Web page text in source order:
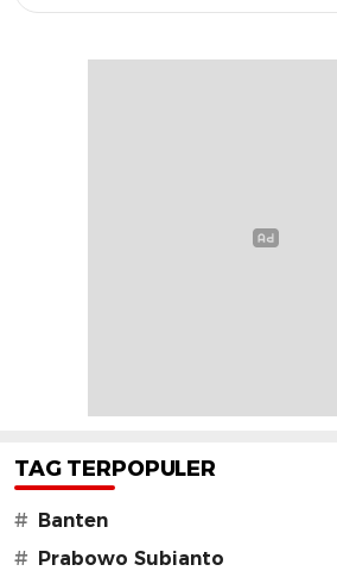
TAG TERPOPULER
# Banten
# Prabowo Subianto